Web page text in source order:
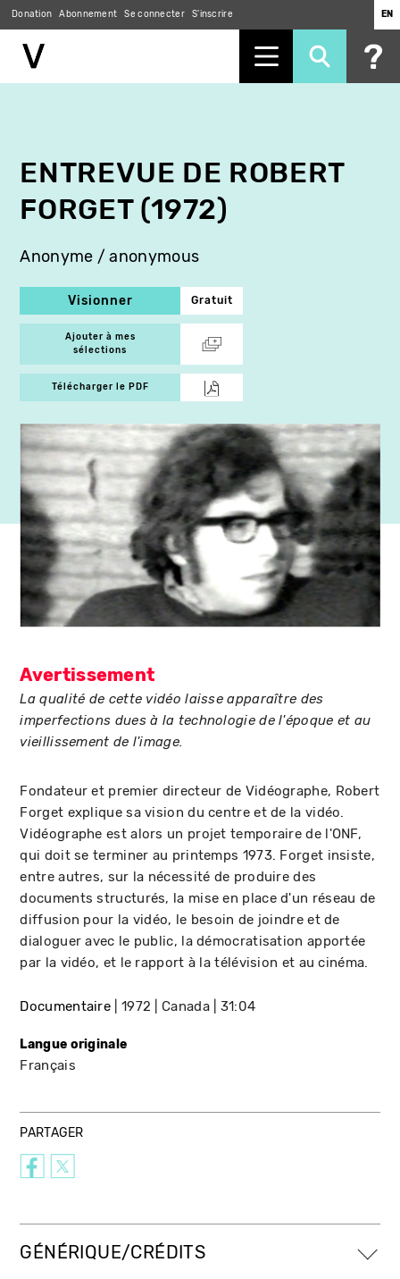
Donation Abonnement Se connecter S'inscrire EN
ENTREVUE DE ROBERT
FORGET (1972)
Anonyme / anonymous
Visionner Gratuit
Ajouter à mes
sélections
Télécharger le PDF
Avertissement
La qualité de cette vidéo laisse apparaître des
imperfections dues à la technologie de l'époque et au
vieillissement de l'image.
Fondateur et premier directeur de Vidéographe, Robert
Forget explique sa vision du centre et de la vidéo.
Vidéographe est alors un projet temporaire de l'ONF,
qui doit se terminer au printemps 1973. Forget insiste,
entre autres, sur la nécessité de produire des
documents structurés, la mise en place d'un réseau de
diffusion pour la vidéo, le besoin de joindre et de
dialoguer avec le public, la démocratisation apportée
par la vidéo, et le rapport à la télévision et au cinéma.
Documentaire 1972 Canada 31:04
Langue originale
Français
PARTAGER
GÉNÉRIQUE/CRÉDITS